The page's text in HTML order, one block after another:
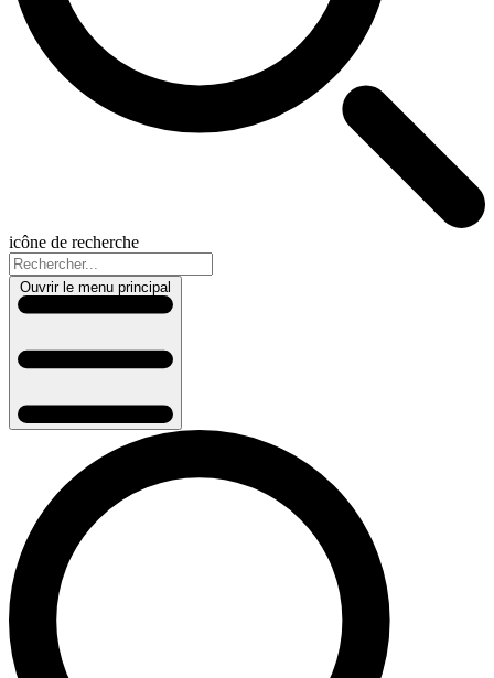
icône de recherche
Ouvrir le menu principal